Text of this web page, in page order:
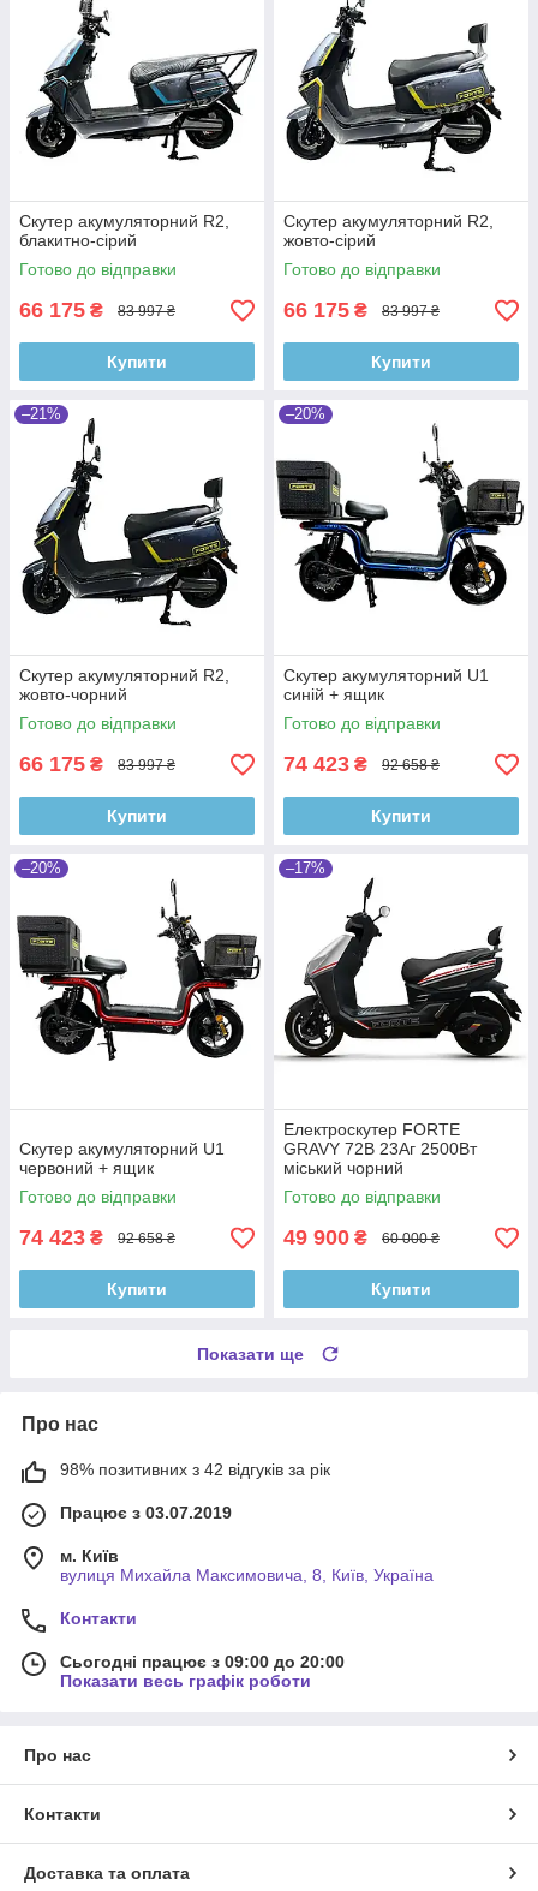
Скутер акумуляторний R2,
блакитно-сiрий
Готово до відправки
66 175 ₴ 83 997 ₴
Купити
Скутер акумуляторний R2,
жовто-сiрий
Готово до відправки
66 175 ₴ 83 997 ₴
Купити
–21%
Скутер акумуляторний R2,
жовто-чорний
Готово до відправки
66 175 ₴ 83 997 ₴
Купити
–20%
Скутер акумуляторний U1
синій + ящик
Готово до відправки
74 423 ₴ 92 658 ₴
Купити
–20%
Скутер акумуляторний U1
червоний + ящик
Готово до відправки
74 423 ₴ 92 658 ₴
Купити
–17%
Електроскутер FORTE
GRAVY 72В 23Аг 2500Вт
міський чорний
Готово до відправки
49 900 ₴ 60 000 ₴
Купити
Показати ще
Про нас
98% позитивних з 42 відгуків за рік
Працює з 03.07.2019
м. Київ
вулиця Михайла Максимовича, 8, Київ, Україна
Контакти
Сьогодні працює з 09:00 до 20:00
Показати весь графік роботи
Про нас
Контакти
Доставка та оплата